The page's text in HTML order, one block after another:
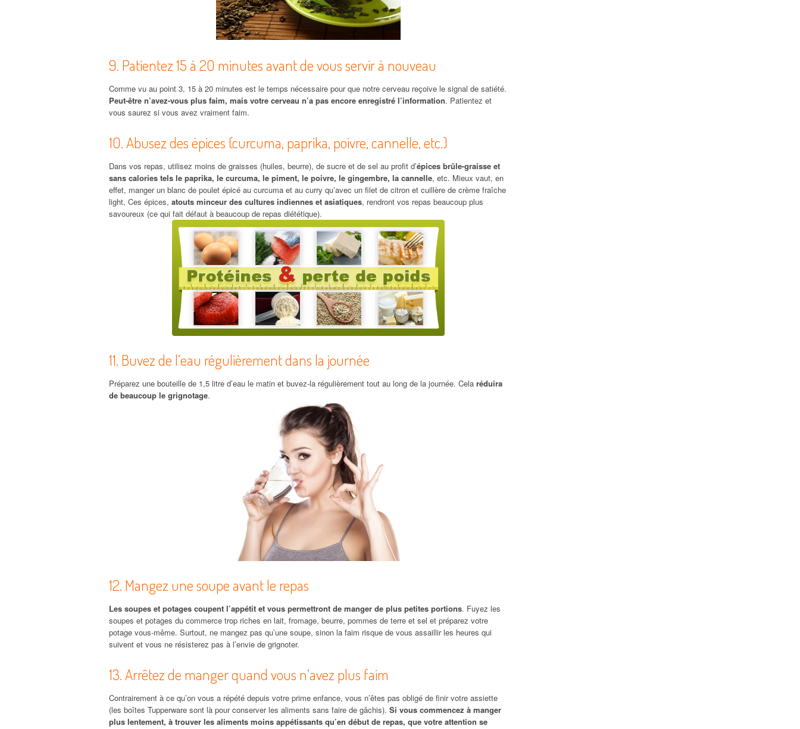
9. Patientez 15 à 20 minutes avant de vous servir à nouveau
Comme vu au point 3, 15 à 20 minutes est le temps nécessaire pour que notre cerveau reçoive le signal de satiété.
Peut-être n’avez-vous plus faim, mais votre cerveau n’a pas encore enregistré l’information. Patientez et
vous saurez si vous avez vraiment faim.
10. Abusez des épices (curcuma, paprika, poivre, cannelle, etc.)
Dans vos repas, utilisez moins de graisses (huiles, beurre), de sucre et de sel au profit d’épices brûle-graisse et
sans calories tels le paprika, le curcuma, le piment, le poivre, le gingembre, la cannelle, etc. Mieux vaut, en
effet, manger un blanc de poulet épicé au curcuma et au curry qu’avec un filet de citron et cuillère de crème fraîche
light, Ces épices, atouts minceur des cultures indiennes et asiatiques, rendront vos repas beaucoup plus
savoureux (ce qui fait défaut à beaucoup de repas diététique).
11. Buvez de l’eau régulièrement dans la journée
Préparez une bouteille de 1,5 litre d’eau le matin et buvez-la régulièrement tout au long de la journée. Cela réduira
de beaucoup le grignotage.
12. Mangez une soupe avant le repas
Les soupes et potages coupent l’appétit et vous permettront de manger de plus petites portions. Fuyez les
soupes et potages du commerce trop riches en lait, fromage, beurre, pommes de terre et sel et préparez votre
potage vous-même. Surtout, ne mangez pas qu’une soupe, sinon la faim risque de vous assaillir les heures qui
suivent et vous ne résisterez pas à l’envie de grignoter.
13. Arrêtez de manger quand vous n’avez plus faim
Contrairement à ce qu’on vous a répété depuis votre prime enfance, vous n’êtes pas obligé de finir votre assiette
(les boîtes Tupperware sont là pour conserver les aliments sans faire de gâchis). Si vous commencez à manger
plus lentement, à trouver les aliments moins appétissants qu’en début de repas, que votre attention se